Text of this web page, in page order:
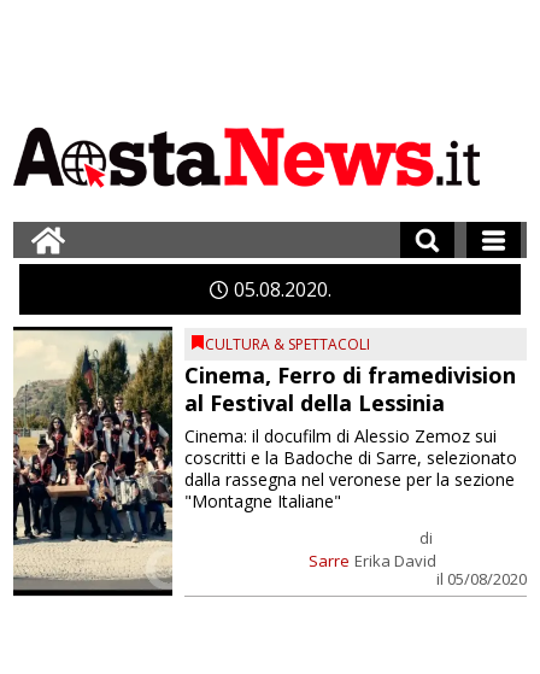
0508 2020
CULTURA & SPETTACOLI
Cinema, Ferro di framedivision
al Festival della Lessinia
Sarre
di
Erika David
il 05/08/2020
Cinema: il docufilm di Alessio Zemoz sui
coscritti e la Badoche di Sarre, selezionato
dalla rassegna nel veronese per la sezione
"Montagne Italiane"